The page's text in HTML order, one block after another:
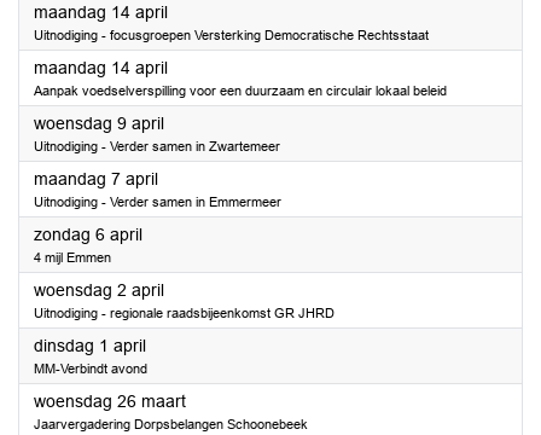
maandag 14 april2025
Uitnodiging - focusgroepen Versterking Democratische Rechtsstaat
maandag 14 april2025
Aanpak voedselverspilling voor een duurzaam en circulair lokaal beleid
woensdag 9 april2025
Uitnodiging - Verder samen in Zwartemeer
maandag 7 april2025
Uitnodiging - Verder samen in Emmermeer
zondag 6 april2025
4 mijl Emmen
woensdag 2 april2025
Uitnodiging - regionale raadsbijeenkomst GR JHRD
dinsdag 1 april2025
MM-Verbindt avond
woensdag 26 maart2025
Jaarvergadering Dorpsbelangen Schoonebeek